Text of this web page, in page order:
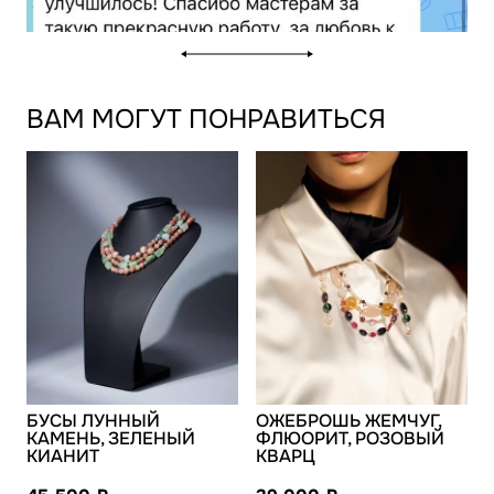
ВАМ МОГУТ ПОНРАВИТЬСЯ
БУСЫ ЛУННЫЙ
КАМЕНЬ, ЗЕЛЕНЫЙ
КИАНИТ
ОЖЕБРОШЬ ЖЕМЧУГ,
ФЛЮОРИТ, РОЗОВЫЙ
КВАРЦ